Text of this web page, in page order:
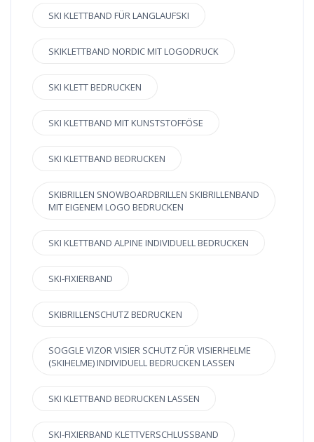
SKI KLETTBAND FÜR LANGLAUFSKI
SKIKLETTBAND NORDIC MIT LOGODRUCK
SKI KLETT BEDRUCKEN
SKI KLETTBAND MIT KUNSTSTOFFÖSE
SKI KLETTBAND BEDRUCKEN
SKIBRILLEN SNOWBOARDBRILLEN SKIBRILLENBAND
MIT EIGENEM LOGO BEDRUCKEN
SKI KLETTBAND ALPINE INDIVIDUELL BEDRUCKEN
SKI-FIXIERBAND
SKIBRILLENSCHUTZ BEDRUCKEN
SOGGLE VIZOR VISIER SCHUTZ FÜR VISIERHELME
(SKIHELME) INDIVIDUELL BEDRUCKEN LASSEN
SKI KLETTBAND BEDRUCKEN LASSEN
SKI-FIXIERBAND KLETTVERSCHLUSSBAND